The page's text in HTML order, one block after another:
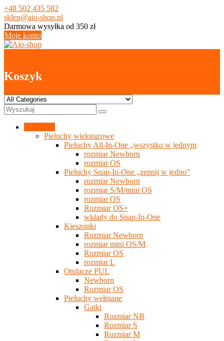
Skip
to
content
+48 502 435 582
sklep@aio-shop.pl
Darmowa wysyłka od 350 zł
Moje konto
Koszyk
Pieluchy wielorazowe
Pieluchy All-In-One „wszystko w jednym
rozmiar Newborn
rozmiar OS
Pieluchy Snap-In-One „zepnij w jedno”
rozmiar Newborn
rozmiar S/M/mini OS
rozmiar OS
Rozmiar OS+
wkłady do Snap-In-One
Kieszonki
Rozmiar Newborn
rozmiar mini OS/M
Rozmiar OS
rozmiar L
Otulacze PUL
Newborn
Rozmiar OS
Pieluchy wełniane
Gatki
Rozmiar NB
Rozmiar S
Rozmiar M